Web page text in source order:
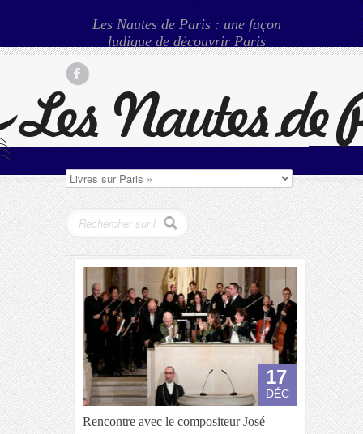
Les Nautes de Paris : une façon
ludique de découvrir Paris
17
DÉC
Rencontre avec le compositeur José